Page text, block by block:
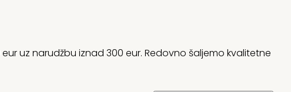
uz narudžbu iznad 300 eur. Redovno šaljemo kvalitetne